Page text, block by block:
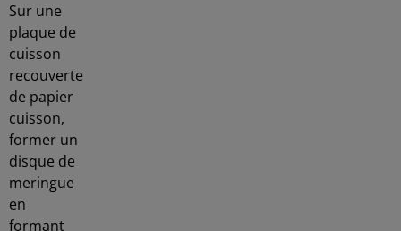
Sur une
plaque de
cuisson
recouverte
de papier
cuisson,
former un
disque de
meringue
en
formant